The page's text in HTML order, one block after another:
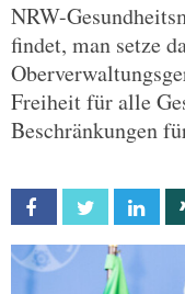
NRW-
findet, man setze
Freiheit für alle
Beschränkungen
Facebook Twitter